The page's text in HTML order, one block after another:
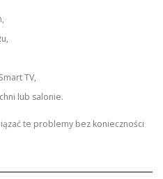
TV,
lub salonie.
te problemy bez konieczności